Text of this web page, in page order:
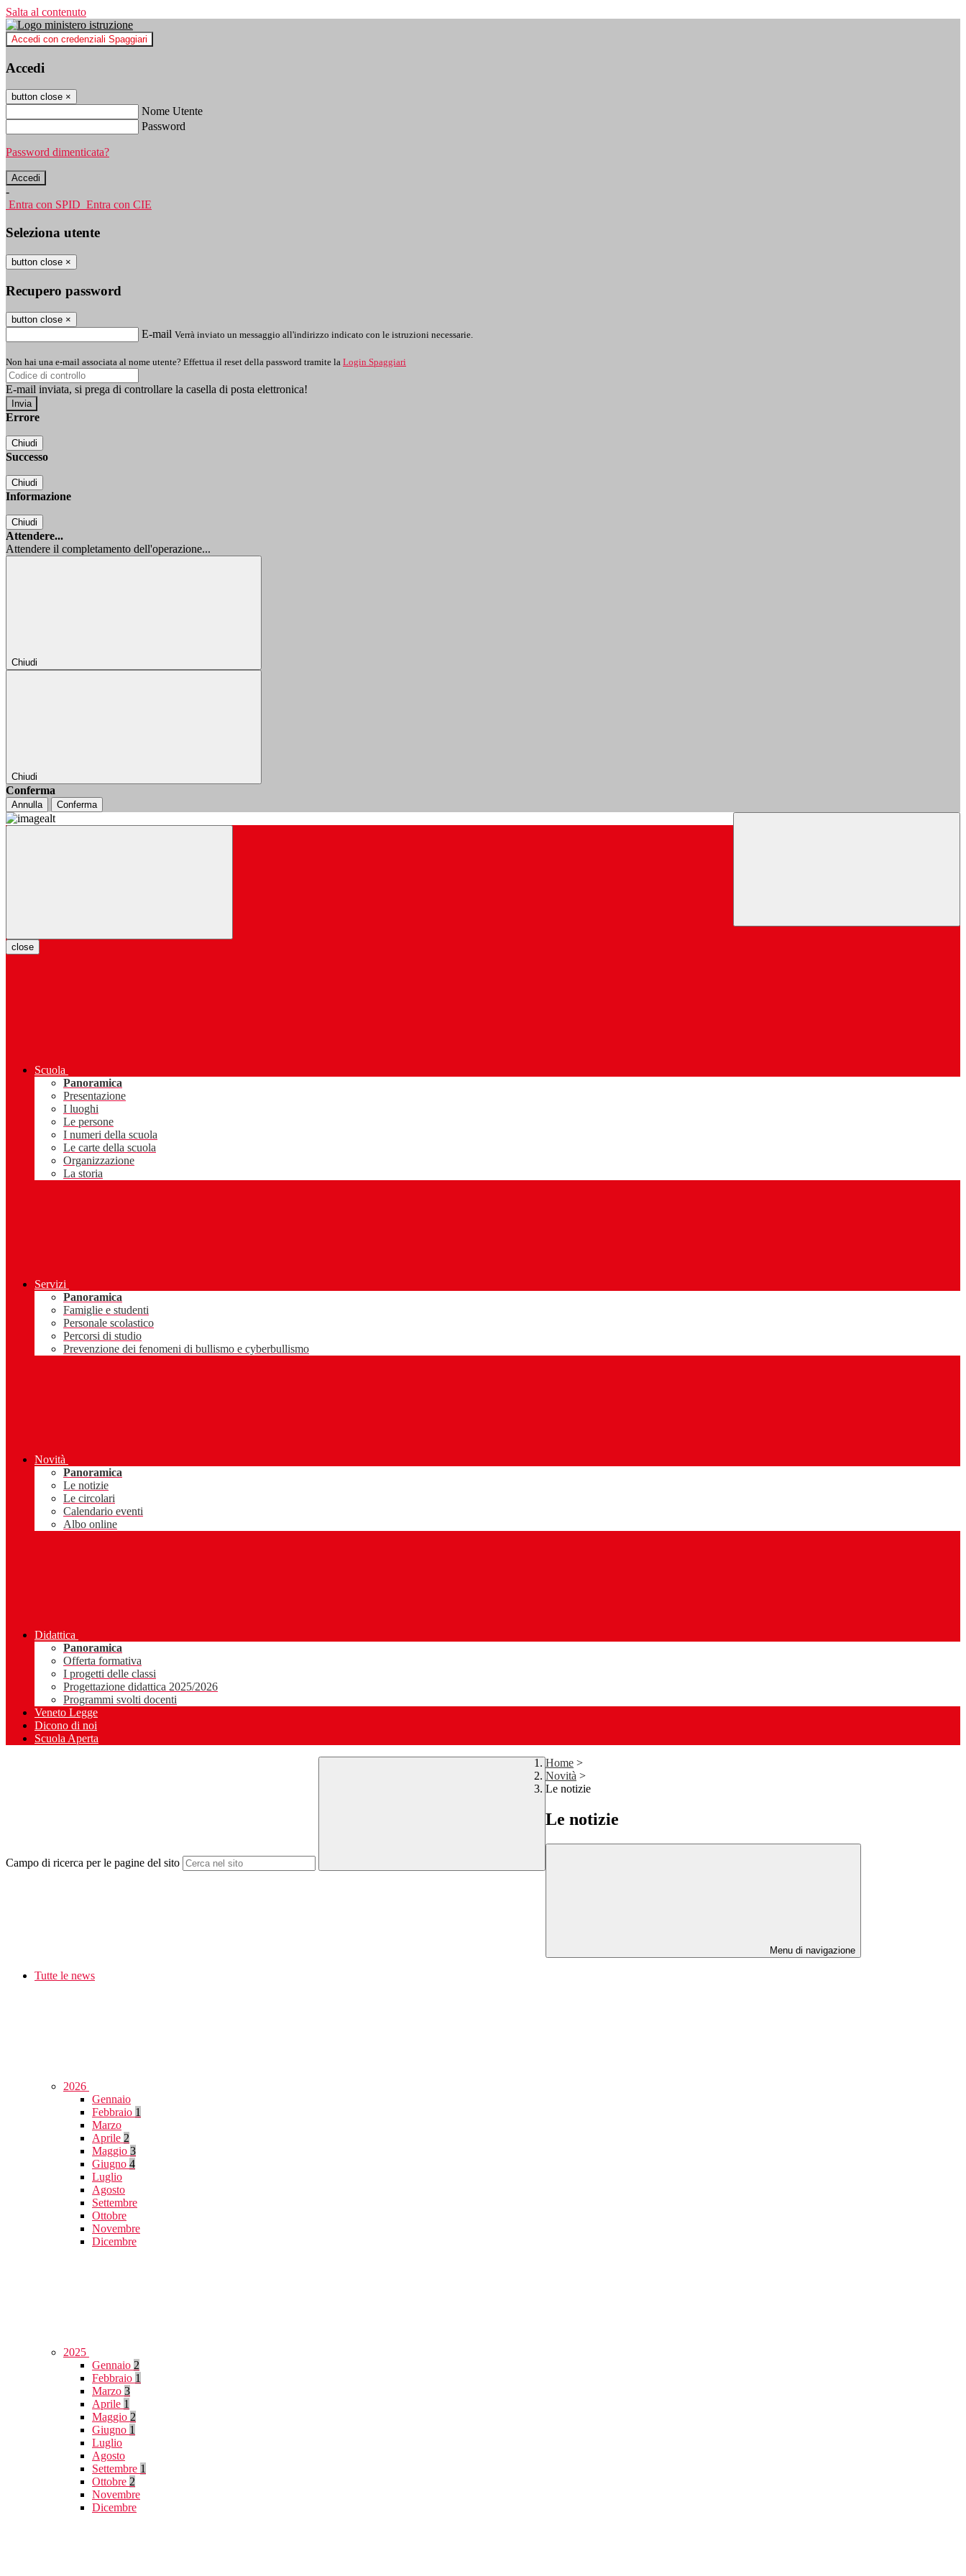
Salta al contenuto
Accedi con credenziali Spaggiari
Accedi
button close ×
Nome Utente
Password
Password dimenticata?
-
Entra con SPID Entra con CIE
Seleziona utente
button close ×
Recupero password
button close ×
E-mail Verrà inviato un messaggio all'indirizzo indicato con le istruzioni necessarie.
Non hai una e-mail associata al nome utente? Effettua il reset della password tramite la Login Spaggiari
E-mail inviata, si prega di controllare la casella di posta elettronica!
Errore
Chiudi
Successo
Chiudi
Informazione
Chiudi
Attendere...
Attendere il completamento dell'operazione...
Chiudi
Chiudi
Conferma
Annulla Conferma
close
Scuola
Panoramica
Presentazione
I luoghi
Le persone
I numeri della scuola
Le carte della scuola
Organizzazione
La storia
Servizi
Panoramica
Famiglie e studenti
Personale scolastico
Percorsi di studio
Prevenzione dei fenomeni di bullismo e cyberbullismo
Novità
Panoramica
Le notizie
Le circolari
Calendario eventi
Albo online
Didattica
Panoramica
Offerta formativa
I progetti delle classi
Progettazione didattica 2025/2026
Programmi svolti docenti
Veneto Legge
Dicono di noi
Scuola Aperta
Campo di ricerca per le pagine del sito
Home >
Novità >
Le notizie
Le notizie
Menu di navigazione
Tutte le news
2026
Gennaio
Febbraio 1
Marzo
Aprile 2
Maggio 3
Giugno 4
Luglio
Agosto
Settembre
Ottobre
Novembre
Dicembre
2025
Gennaio 2
Febbraio 1
Marzo 3
Aprile 1
Maggio 2
Giugno 1
Luglio
Agosto
Settembre 1
Ottobre 2
Novembre
Dicembre